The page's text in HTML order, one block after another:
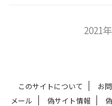
2021
このサイトについて お
メール
偽サイト情報